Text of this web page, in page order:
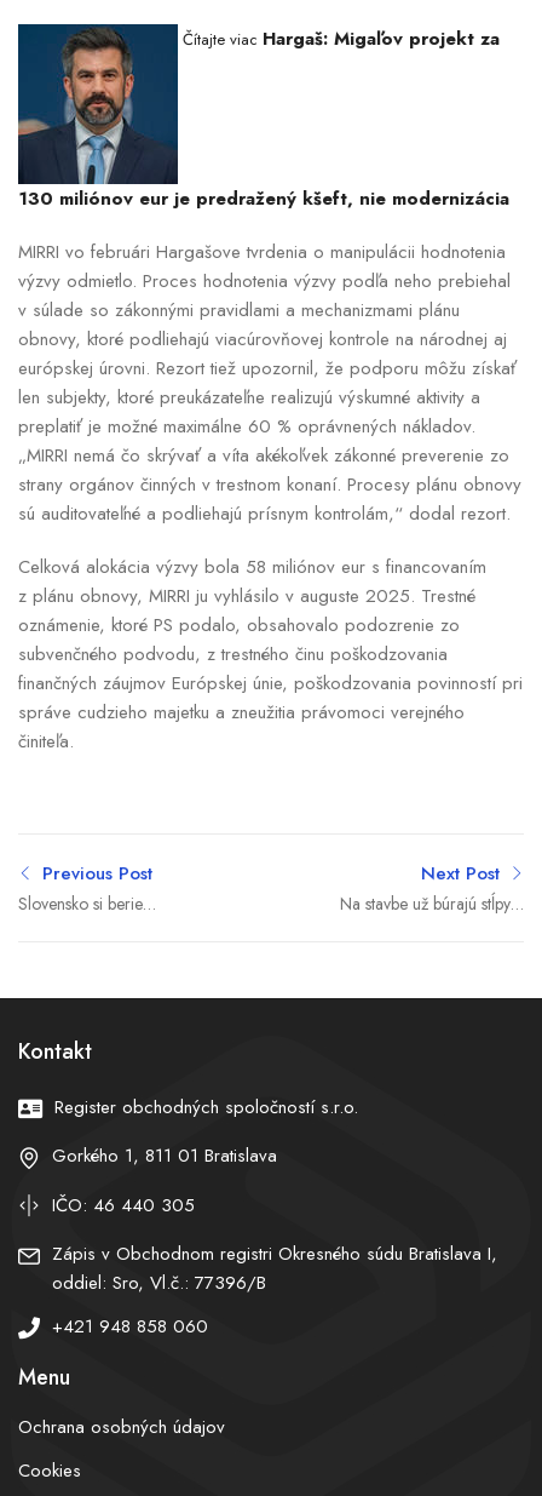
Čítajte viac Hargaš: Migaľov projekt za
130 miliónov eur je predražený kšeft, nie modernizácia
MIRRI vo februári Hargašove tvrdenia o manipulácii hodnotenia
výzvy odmietlo. Proces hodnotenia výzvy podľa neho prebiehal
v súlade so zákonnými pravidlami a mechanizmami plánu
obnovy, ktoré podliehajú viacúrovňovej kontrole na národnej aj
európskej úrovni. Rezort tiež upozornil, že podporu môžu získať
len subjekty, ktoré preukázateľne realizujú výskumné aktivity a
preplatiť je možné maximálne 60 % oprávnených nákladov.
„MIRRI nemá čo skrývať a víta akékoľvek zákonné preverenie zo
strany orgánov činných v trestnom konaní. Procesy plánu obnovy
sú auditovateľné a podliehajú prísnym kontrolám,“ dodal rezort.
Celková alokácia výzvy bola 58 miliónov eur s financovaním
z plánu obnovy, MIRRI ju vyhlásilo v auguste 2025. Trestné
oznámenie, ktoré PS podalo, obsahovalo podozrenie zo
subvenčného podvodu, z trestného činu poškodzovania
finančných záujmov Európskej únie, poškodzovania povinností pri
správe cudzieho majetku a zneužitia právomoci verejného
činiteľa.
Previous Post
Slovensko si berie
Next Post
Na stavbe už búrajú stĺpy a
Kontakt
Register obchodných spoločností s.r.o.
Gorkého 1, 811 01 Bratislava
IČO: 46 440 305
Zápis v Obchodnom registri Okresného súdu Bratislava I,
oddiel: Sro, Vl.č.: 77396/B
+421 948 858 060
Menu
Ochrana osobných údajov
Cookies